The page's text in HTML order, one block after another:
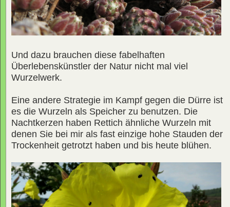
Und dazu brauchen diese fabelhaften
Überlebenskünstler der Natur nicht mal viel
Wurzelwerk.
Eine andere Strategie im Kampf gegen die Dürre ist
es die Wurzeln als Speicher zu benutzen. Die
Nachtkerzen haben Rettich ähnliche Wurzeln mit
denen Sie bei mir als fast einzige hohe Stauden der
Trockenheit getrotzt haben und bis heute blühen.